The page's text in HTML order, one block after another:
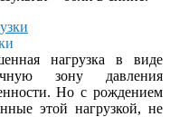
нагрузка в виде
зону давления
Но с рождением
этой нагрузкой, не